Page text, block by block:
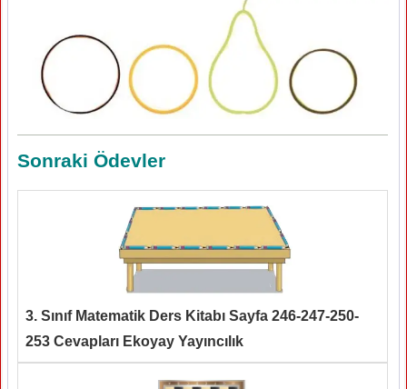
Sonraki Ödevler
3. Sınıf Matematik Ders Kitabı Sayfa 246-247-250-
253 Cevapları Ekoyay Yayıncılık